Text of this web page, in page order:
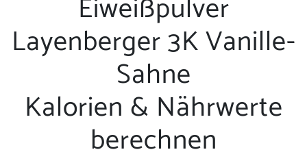
Eiweißpulver
Layenberger 3K Vanille-
Sahne
Kalorien & Nährwerte
berechnen